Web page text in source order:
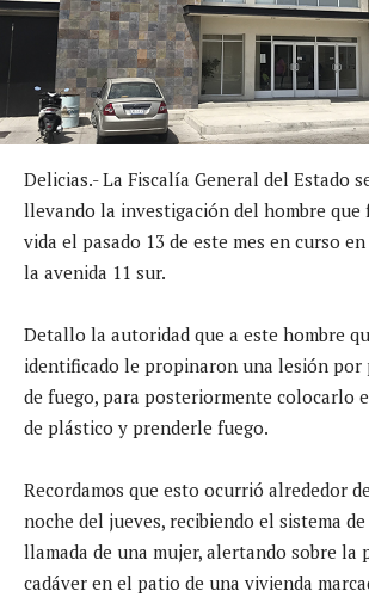
Delicias.- La Fiscalía General del Estado
llevando la investigación del hombre que
vida el pasado 13 de este mes en curso
la avenida 11 sur.
Detallo la autoridad que a este hombre
identificado le propinaron una lesión por
de fuego, para posteriormente colocarlo
de plástico y prenderle fuego.
Recordamos que esto ocurrió alrededor
noche del jueves, recibiendo el sistema
llamada de una mujer, alertando sobre la
cadáver en el patio de una vivienda